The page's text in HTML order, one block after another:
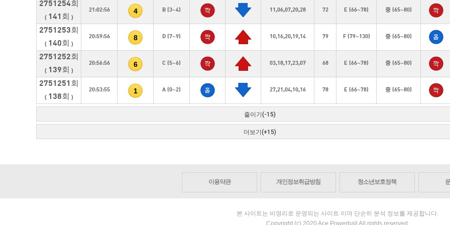
2751254회
( 141회 )
21:02:56 4 B (3~4) 11,06,07,20,28 72 E (66~78) 중 (65~80)
2751253회
( 140회 )
20:59:56 8 D (7~9) 10,16,20,19,14 79 F (79~130) 중 (65~80)
2751252회
( 139회 )
20:56:56 6 C (5~6) 03,18,17,23,07 68 E (66~78) 중 (65~80)
2751251회
( 138회 )
20:53:55 1 A (0~2) 27,21,04,10,16 78 E (66~78) 중 (65~80)
줄이기(-15)
더보기(+15)
이용약관 개인정보취급방침 청소년보호정책
본 사이트는 비영리로 운영되는 사이트 이며 단순히 분석 정보를 제공합니다.
Copyright (c) 2020 Ace Powerball All rights reserved.